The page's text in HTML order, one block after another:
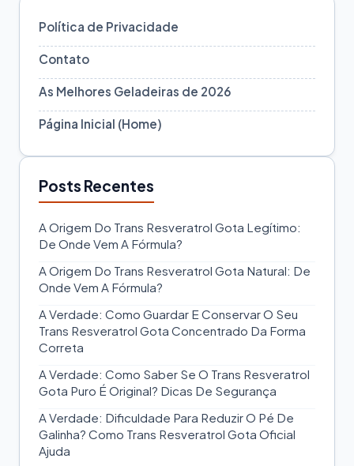
Política de Privacidade
Contato
As Melhores Geladeiras de 2026
Página Inicial (Home)
Posts Recentes
A Origem Do Trans Resveratrol Gota Legítimo:
De Onde Vem A Fórmula?
A Origem Do Trans Resveratrol Gota Natural: De
Onde Vem A Fórmula?
A Verdade: Como Guardar E Conservar O Seu
Trans Resveratrol Gota Concentrado Da Forma
Correta
A Verdade: Como Saber Se O Trans Resveratrol
Gota Puro É Original? Dicas De Segurança
A Verdade: Dificuldade Para Reduzir O Pé De
Galinha? Como Trans Resveratrol Gota Oficial
Ajuda